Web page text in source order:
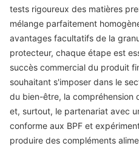
tests rigoureux des matières
mélange parfaitement
avantages facultatifs de la
protecteur, chaque étape est
succès commercial du produit
souhaitant s'imposer dans le
du bien-être, la compréhension
et, surtout, le partenariat avec
conforme aux BPF et
produire des compléments